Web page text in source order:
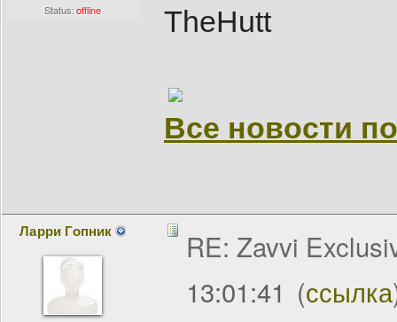
Status:offline TheHutt
Все новости
Ларри Гопник
RE: Zavvi
13:01:41 (ссылка